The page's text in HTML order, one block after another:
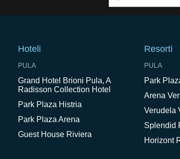
Hoteli
PULA
Grand Hotel Brioni Pula, A
Radisson Collection Hotel
Park Plaza Histria
Park Plaza Arena
Guest House Riviera
Resorti
PULA
Park
Arena
Verudela
Splendid
Horizont